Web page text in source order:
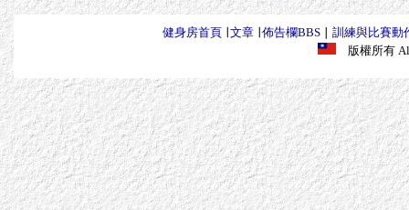
健身房首頁∣ 文章∣ 佈告欄BBS∣ 訓練與比賽動
版權所有